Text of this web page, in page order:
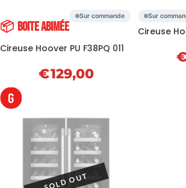
📦 Boite abimée
Sur commande
Cireuse Hoover PU F38PQ 011
€129,00
Sur
Cireuse
G